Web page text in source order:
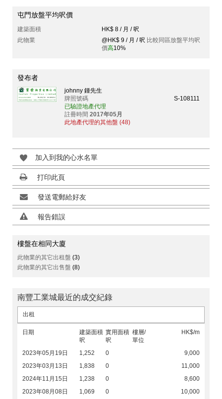
屯門放盤平均呎價
建築面積
HK$ 8 / 月 / 呎
此物業
@HK$ 9 / 月 / 呎 比較同區放盤平均呎
價高10%
發布者
johnny 鍾先生
牌照號碼
S-108111
已驗證地產代理
註冊時間 2017年05月
此地產代理的其他盤 (48)
加入到我的心水名單
打印此頁
發送電郵給好友
報告錯誤
樓盤在相同大廈
此物業的其它出租盤 (3)
此物業的其它出售盤 (8)
南豐工業城最近的成交紀錄
出租
日期
建築面積
呎
實用面積
呎
樓層/
單位
HK$/m
2023年05月19日 1,252 0
9,000
2023年03月13日
1,838 0
11,000
2024年11月15日
1,238 0
8,600
2023年08月08日
1,069 0 10,000